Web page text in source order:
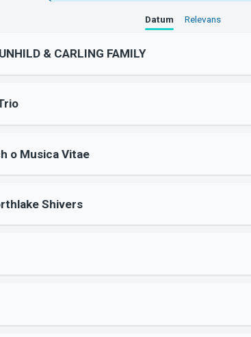
Datum Relevans
& CARLING FAMILY
o Musica Vitae
Shivers